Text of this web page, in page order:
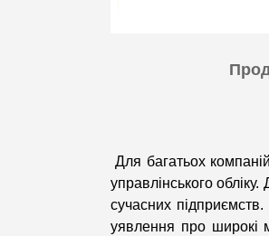
Для багатьох
управлінського
сучасних
уявлення про широкі